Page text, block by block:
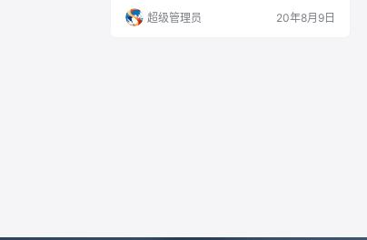
统报告 -> 选择软件 -> 右侧即显示本机安
装的系统版本。 该文件适用于苹果操作系统
超级管理员 20年8月9日